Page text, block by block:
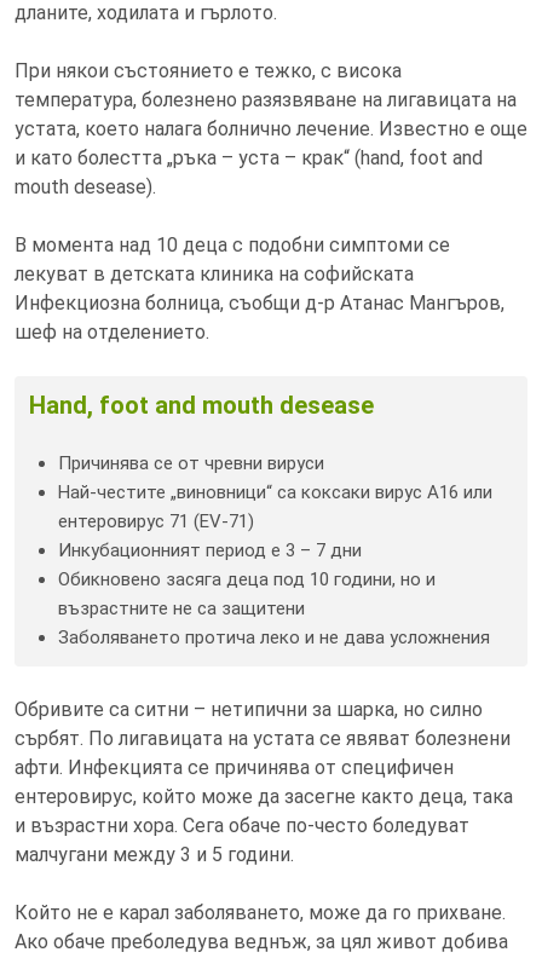
дланите, ходилата и гърлото.
При някои състоянието е тежко, с висока
температура, болезнено разязвяване на лигавицата на
устата, което налага болнично лечение. Известно е още
и като болестта „ръка – уста – крак“ (hand, foot and
mouth desease).
В момента над 10 деца с подобни симптоми се
лекуват в детската клиника на софийската
Инфекциозна болница, съобщи д-р Атанас Мангъров,
шеф на отделението.
Hand, foot and mouth desease
Причинява се от чревни вируси
Най-честите „виновници“ са коксаки вирус А16 или
ентеровирус 71 (EV-71)
Инкубационният период е 3 – 7 дни
Обикновено засяга деца под 10 години, но и
възрастните не са защитени
Заболяването протича леко и не дава усложнения
Обривите са ситни – нетипични за шарка, но силно
сърбят. По лигавицата на устата се явяват болезнени
афти. Инфекцията се причинява от специфичен
ентеровирус, който може да засегне както деца, така
и възрастни хора. Сега обаче по-често боледуват
малчугани между 3 и 5 години.
Който не е карал заболяването, може да го прихване.
Ако обаче преболедува веднъж, за цял живот добива